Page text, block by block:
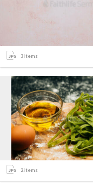
3 items
2items